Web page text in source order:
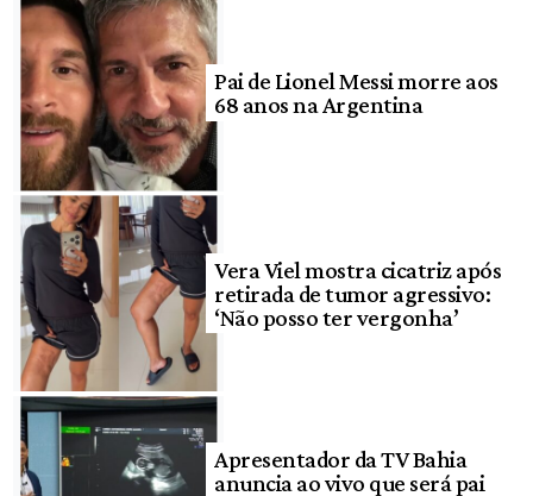
Pai de Lionel Messi morre aos
68 anos na Argentina
Vera Viel mostra cicatriz após
retirada de tumor agressivo:
‘Não posso ter vergonha’
Apresentador da TV Bahia
anuncia ao vivo que será pai